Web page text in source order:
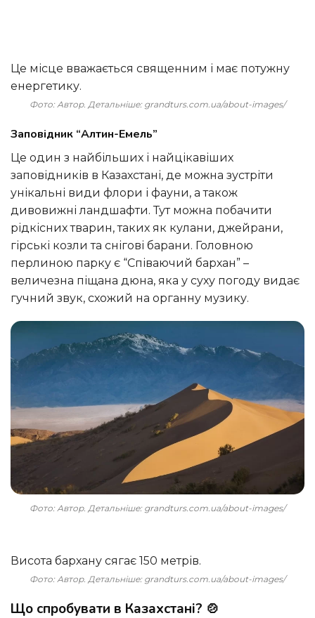
Це місце вважається священним і має потужну
енергетику.
Фото: Автор. Детальніше: grandturs.com.ua/about-images/
Заповідник “Алтин-Емель”
Це один з найбільших і найцікавіших
заповідників в Казахстані, де можна зустріти
унікальні види флори і фауни, а також
дивовижні ландшафти. Тут можна побачити
рідкісних тварин, таких як кулани, джейрани,
гірські козли та снігові барани. Головною
перлиною парку є “Співаючий бархан” –
величезна піщана дюна, яка у суху погоду видає
гучний звук, схожий на органну музику.
Фото: Автор. Детальніше: grandturs.com.ua/about-images/
Висота бархану сягає 150 метрів.
Фото: Автор. Детальніше: grandturs.com.ua/about-images/
Що спробувати в Казахстані? 🍲